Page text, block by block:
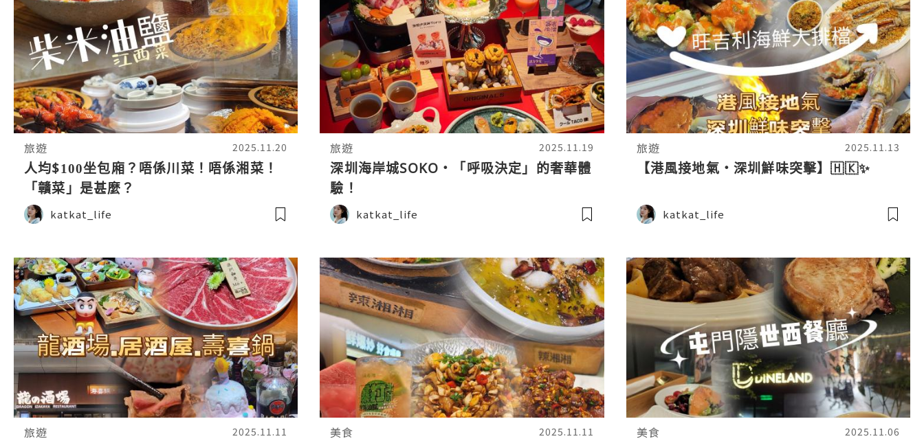
旅遊 2025.11.20
人均$100坐包廂？唔係川菜！唔係湘菜！
「贛菜」是甚麼？
katkat_life
旅遊 2025.11.19
深圳海岸城SOKO・「呼吸決定」的奢華體
驗！
katkat_life
旅遊 2025.11.13
【港風接地氣・深圳鮮味突擊】🇭🇰✨
katkat_life
旅遊 2025.11.11 美食 2025.11.11 美食 2025.11.06